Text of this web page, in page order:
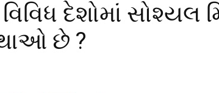
વિવિધ દેશોમાં સોશ્યલ
છે ?